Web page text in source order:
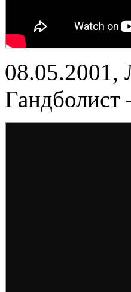
08.05.2001,
Гандболист